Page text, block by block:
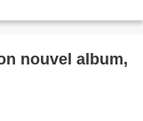
nouvel album,